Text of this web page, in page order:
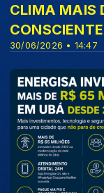
30/06/2026 • 14:47
CLIMA MAIS